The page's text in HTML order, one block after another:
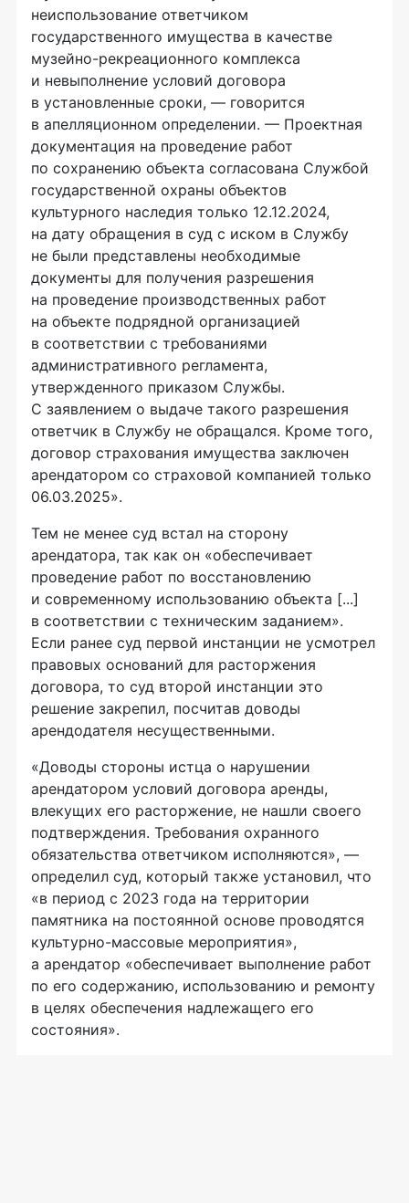
неиспользование ответчиком
государственного имущества в качестве
музейно-рекреационного комплекса
и невыполнение условий договора
в установленные сроки, — говорится
в апелляционном определении. — Проектная
документация на проведение работ
по сохранению объекта согласована Службой
государственной охраны объектов
культурного наследия только 12.12.2024,
на дату обращения в суд с иском в Службу
не были представлены необходимые
документы для получения разрешения
на проведение производственных работ
на объекте подрядной организацией
в соответствии с требованиями
административного регламента,
утвержденного приказом Службы.
С заявлением о выдаче такого разрешения
ответчик в Службу не обращался. Кроме того,
договор страхования имущества заключен
арендатором со страховой компанией только
06.03.2025».
Тем не менее суд встал на сторону
арендатора, так как он «обеспечивает
проведение работ по восстановлению
и современному использованию объекта [...]
в соответствии с техническим заданием».
Если ранее суд первой инстанции не усмотрел
правовых оснований для расторжения
договора, то суд второй инстанции это
решение закрепил, посчитав доводы
арендодателя несущественными.
«Доводы стороны истца о нарушении
арендатором условий договора аренды,
влекущих его расторжение, не нашли своего
подтверждения. Требования охранного
обязательства ответчиком исполняются», —
определил суд, который также установил, что
«в период с 2023 года на территории
памятника на постоянной основе проводятся
культурно-массовые мероприятия»,
а арендатор «обеспечивает выполнение работ
по его содержанию, использованию и ремонту
в целях обеспечения надлежащего его
состояния».